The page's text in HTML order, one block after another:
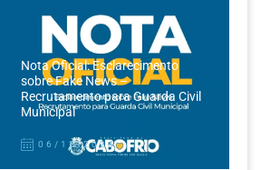
Nota Oficial: Esclarecimento
sobre Fake News –
Recrutamento para Guarda Civil
Municipal
06/12/2024